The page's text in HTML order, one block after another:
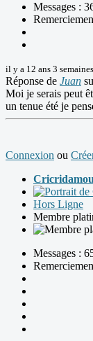
Messages :
il y a 12 ans 3 semaines
Réponse de Juan
Moi je serais peut
un tenue été je
Connexion ou
Hors Ligne
Membre
Messages :